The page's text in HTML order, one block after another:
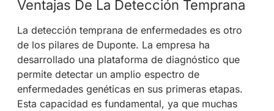
Ventajas De La Detección Temprana
La detección temprana de enfermedades es otro
de los pilares de Duponte. La empresa ha
desarrollado una plataforma de diagnóstico que
permite detectar un amplio espectro de
enfermedades genéticas en sus primeras etapas.
Esta capacidad es fundamental, ya que muchas